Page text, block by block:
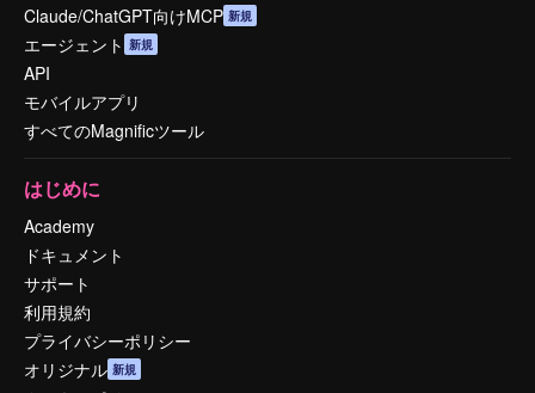
Claude/ChatGPT向けMCP 新規
エージェント 新規
API
モバイルアプリ
すべてのMagnificツール
はじめに
Academy
ドキュメント
サポート
利用規約
プライバシーポリシー
オリジナル 新規